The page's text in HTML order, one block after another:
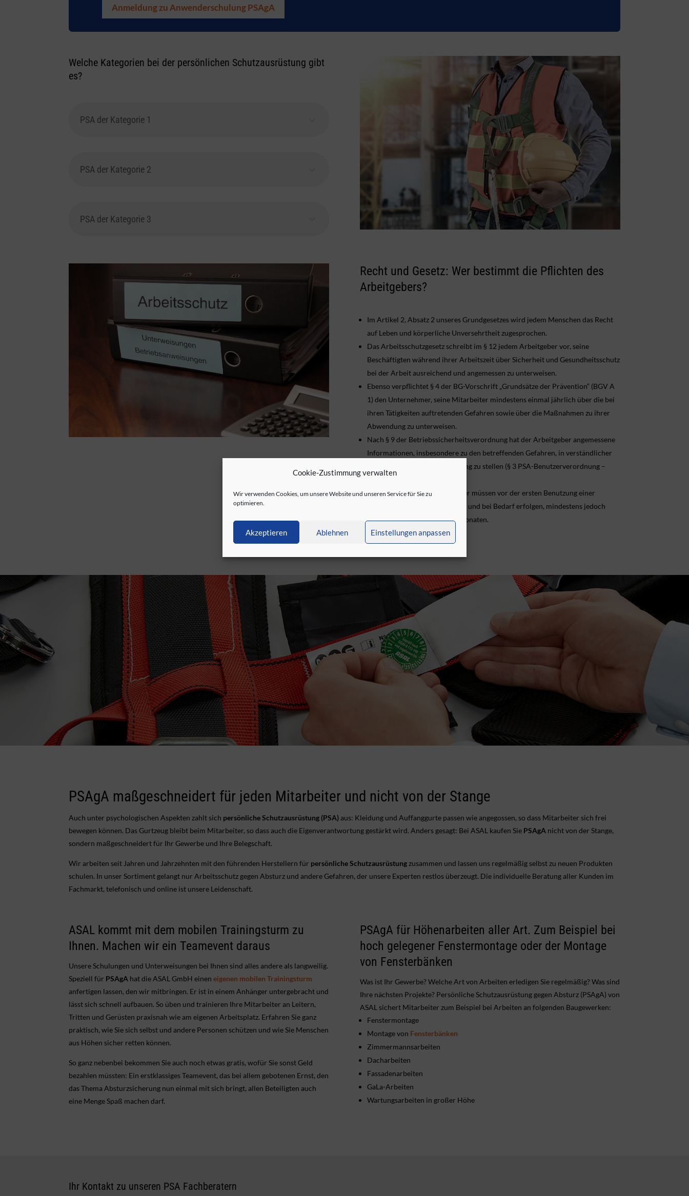
Cookie-Zustimmung verwalten
Wir verwenden Cookies, um unsere Website und unseren Service für Sie zu
optimieren.
Akzeptieren Ablehnen Einstellungen anpassen
Anmeldung zu Anwenderschulung PSAgA
Welche Kategorien bei der persönlichen Schutzausrüstung gibt
es?
PSA der Kategorie 1
PSA der Kategorie 2
PSA der Kategorie 3
Recht und Gesetz: Wer bestimmt die Pflichten des
Arbeitgebers?
Im Artikel 2, Absatz 2 unseres Grundgesetzes wird jedem Menschen das Recht
auf Leben und körperliche Unversehrtheit zugesprochen.
Das Arbeitsschutzgesetz schreibt im § 12 jedem Arbeitgeber vor, seine
Beschäftigten während ihrer Arbeitszeit über Sicherheit und Gesundheitsschutz
bei der Arbeit ausreichend und angemessen zu unterweisen.
Ebenso verpflichtet § 4 der BG-Vorschrift „Grundsätze der Prävention“ (BGV A
1) den Unternehmer, seine Mitarbeiter mindestens einmal jährlich über die bei
ihren Tätigkeiten auftretenden Gefahren sowie über die Maßnahmen zu ihrer
Abwendung zu unterweisen.
Nach § 9 der Betriebssicherheitsverordnung hat der Arbeitgeber angemessene
Informationen, insbesondere zu den betreffenden Gefahren, in verständlicher
Form und Sprache zur Verfügung zu stellen (§ 3 PSA-Benutzerverordnung –
Unterweisungen der Mitarbeiter müssen vor der ersten Benutzung einer
persönlichen Schutzausrüstung und bei Bedarf erfolgen, mindestens jedoch
einmal jährlich innerhalb 12 Monaten.
PSAgA maßgeschneidert für jeden Mitarbeiter und nicht von der Stange
Auch unter psychologischen Aspekten zahlt sich persönliche Schutzausrüstung (PSA) aus: Kleidung und Auffanggurte passen wie angegossen, so dass Mitarbeiter sich frei
bewegen können. Das Gurtzeug bleibt beim Mitarbeiter, so dass auch die Eigenverantwortung gestärkt wird. Anders gesagt: Bei ASAL kaufen Sie PSAgA nicht von der Stange,
sondern maßgeschneidert für Ihr Gewerbe und Ihre Belegschaft.
Wir arbeiten seit Jahren und Jahrzehnten mit den führenden Herstellern für persönliche Schutzausrüstung zusammen und lassen uns regelmäßig selbst zu neuen Produkten
schulen. In unser Sortiment gelangt nur Arbeitsschutz gegen Absturz und andere Gefahren, der unsere Experten restlos überzeugt. Die individuelle Beratung aller Kunden im
Fachmarkt, telefonisch und online ist unsere Leidenschaft.
ASAL kommt mit dem mobilen Trainingsturm zu
Ihnen. Machen wir ein Teamevent daraus
Unsere Schulungen und Unterweisungen bei Ihnen sind alles andere als langweilig.
Speziell für PSAgA hat die ASAL GmbH eineneigenen mobilen Trainingsturm
anfertigen lassen, den wir mitbringen. Er ist in einem Anhänger untergebracht und
lässt sich schnell aufbauen. So üben und trainieren Ihre Mitarbeiter an Leitern,
Tritten und Gerüsten praxisnah wie am eigenen Arbeitsplatz. Erfahren Sie ganz
praktisch, wie Sie sich selbst und andere Personen schützen und wie Sie Menschen
aus Höhen sicher retten können.
So ganz nebenbei bekommen Sie auch noch etwas gratis, wofür Sie sonst Geld
bezahlen müssten: Ein erstklassiges Teamevent, das bei allem gebotenen Ernst, den
das Thema Absturzsicherung nun einmal mit sich bringt, allen Beteiligten auch
eine Menge Spaß machen darf.
PSAgA für Höhenarbeiten aller Art. Zum Beispiel bei
hoch gelegener Fenstermontage oder der Montage
von Fensterbänken
Was ist Ihr Gewerbe? Welche Art von Arbeiten erledigen Sie regelmäßig? Was sind
Ihre nächsten Projekte? Persönliche Schutzausrüstung gegen Absturz (PSAgA) von
ASAL sichert Mitarbeiter zum Beispiel bei Arbeiten an folgenden Baugewerken:
Fenstermontage
Montage von Fensterbänken
Zimmermannsarbeiten
Dacharbeiten
Fassadenarbeiten
GaLa-Arbeiten
Wartungsarbeiten in großer Höhe
Ihr Kontakt zu unseren PSA Fachberatern